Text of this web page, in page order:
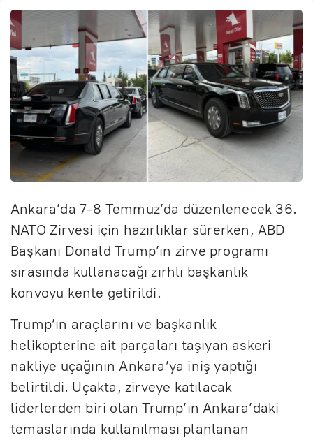
Ankara’da 7-8 Temmuz’da düzenlenecek 36.
NATO Zirvesi için hazırlıklar sürerken, ABD
Başkanı Donald Trump’ın zirve programı
sırasında kullanacağı zırhlı başkanlık
konvoyu kente getirildi.
Trump’ın araçlarını ve başkanlık
helikopterine ait parçaları taşıyan askeri
nakliye uçağının Ankara’ya iniş yaptığı
belirtildi. Uçakta, zirveye katılacak
liderlerden biri olan Trump’ın Ankara’daki
temaslarında kullanılması planlanan